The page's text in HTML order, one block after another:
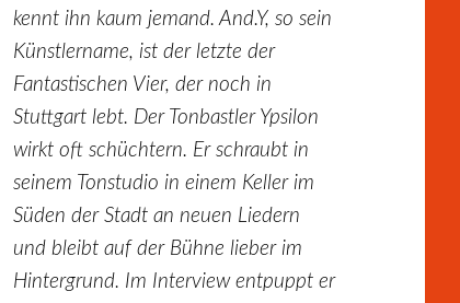
kennt ihn kaum jemand. And.Y, so sein
Künstlername, ist der letzte der
Fantastischen Vier, der noch in
Stuttgart lebt. Der Tonbastler Ypsilon
wirkt oft schüchtern. Er schraubt in
seinem Tonstudio in einem Keller im
Süden der Stadt an neuen Liedern
und bleibt auf der Bühne lieber im
Hintergrund. Im Interview entpuppt er